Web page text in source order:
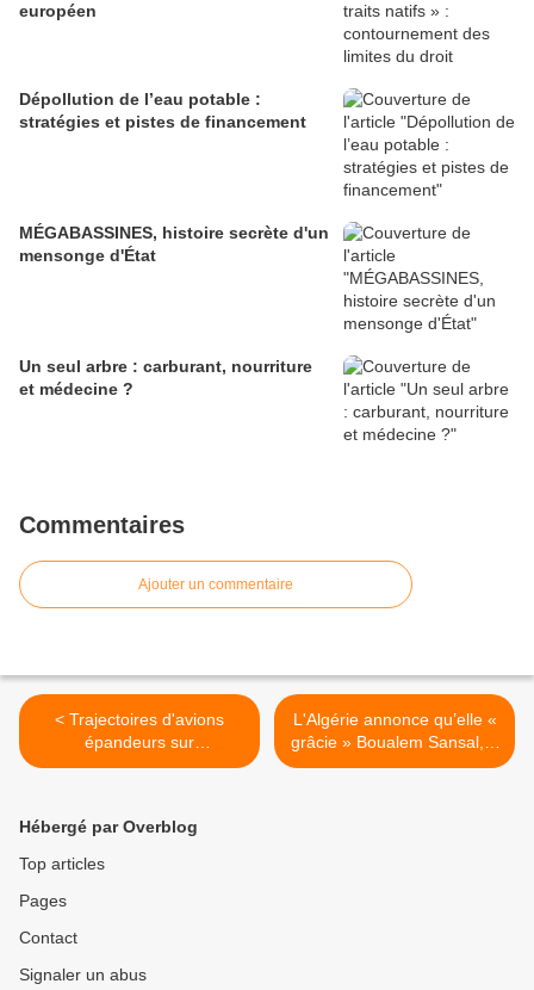
européen
Dépollution de l’eau potable :
stratégies et pistes de financement
MÉGABASSINES, histoire secrète d'un
mensonge d'État
Un seul arbre : carburant, nourriture
et médecine ?
Commentaires
Ajouter un commentaire
< Trajectoires d'avions
épandeurs sur
FlightRadar24
L'Algérie annonce qu’elle «
grâcie » Boualem Sansal, «
à la demande de
Hébergé par Overblog
Top articles
Pages
Contact
Signaler un abus